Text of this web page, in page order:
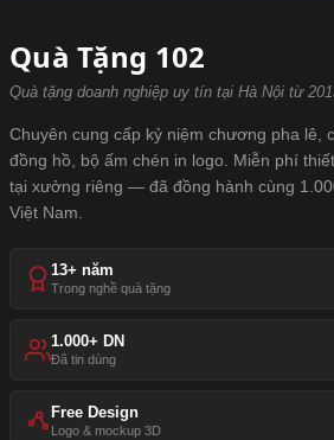
Quà Tặng 102
Quà tặng doanh nghiệp uy tín tại Hà Nội từ
Chuyên cung cấp kỷ niệm chương pha lê,
đồng hồ, bộ ấm chén in logo. Miễn phí
tại xưởng riêng — đã đồng hành cùng
Việt Nam.
13+ năm
Trong nghề quà tặng
1.000+ DN
Đã tin dùng
Free Design
Logo & mockup 3D